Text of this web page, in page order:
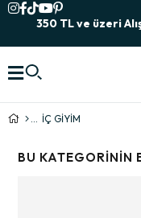
350 TL ve üzeri
İÇ GİYİM
BU KATEGORININ